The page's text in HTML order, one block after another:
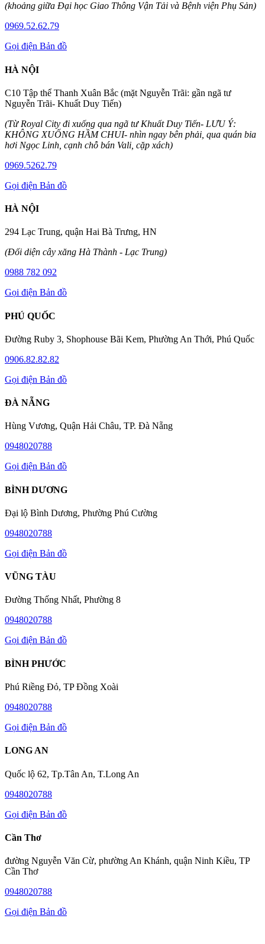
(khoảng giữa Đại học Giao Thông Vận Tải và Bệnh viện Phụ Sản)
0969.52.62.79
Gọi điện Bản đồ
HÀ NỘI
C10 Tập thể Thanh Xuân Bắc (mặt Nguyễn Trãi: gần ngã tư
Nguyễn Trãi- Khuất Duy Tiến)
(Từ Royal City đi xuống qua ngã tư Khuất Duy Tiến- LƯU Ý:
KHÔNG XUỐNG HẦM CHUI- nhìn ngay bên phải, qua quán bia
hơi Ngọc Linh, cạnh chỗ bán Vali, cặp xách)
0969.5262.79
Gọi điện Bản đồ
HÀ NỘI
294 Lạc Trung, quận Hai Bà Trưng, HN
(Đối diện cây xăng Hà Thành - Lạc Trung)
0988 782 092
Gọi điện Bản đồ
PHÚ QUỐC
Đường Ruby 3, Shophouse Bãi Kem, Phường An Thới, Phú Quốc
0906.82.82.82
Gọi điện Bản đồ
ĐÀ NẴNG
Hùng Vương, Quận Hải Châu, TP. Đà Nẵng
0948020788
Gọi điện Bản đồ
BÌNH DƯƠNG
Đại lộ Bình Dương, Phường Phú Cường
0948020788
Gọi điện Bản đồ
VŨNG TÀU
Đường Thống Nhất, Phường 8
0948020788
Gọi điện Bản đồ
BÌNH PHƯỚC
Phú Riềng Đỏ, TP Đồng Xoài
0948020788
Gọi điện Bản đồ
LONG AN
Quốc lộ 62, Tp.Tân An, T.Long An
0948020788
Gọi điện Bản đồ
Cần Thơ
đường Nguyễn Văn Cừ, phường An Khánh, quận Ninh Kiều, TP
Cần Thơ
0948020788
Gọi điện Bản đồ